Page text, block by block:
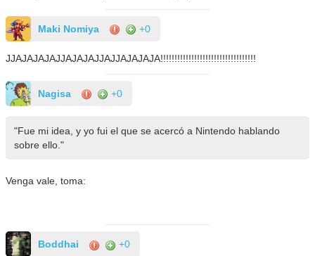
Maki Nomiya +0
JJAJAJAJAJJAJAJAJJAJJAJAJAJA!!!!!!!!!!!!!!!!!!!!!!!!!!!!!!!!!!
Nagisa +0
"Fue mi idea, y yo fui el que se acercó a Nintendo hablando
sobre ello."
Venga vale, toma:
Boddhai +0